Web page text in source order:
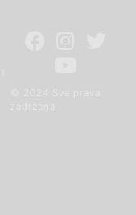
© 2024 Sva prava